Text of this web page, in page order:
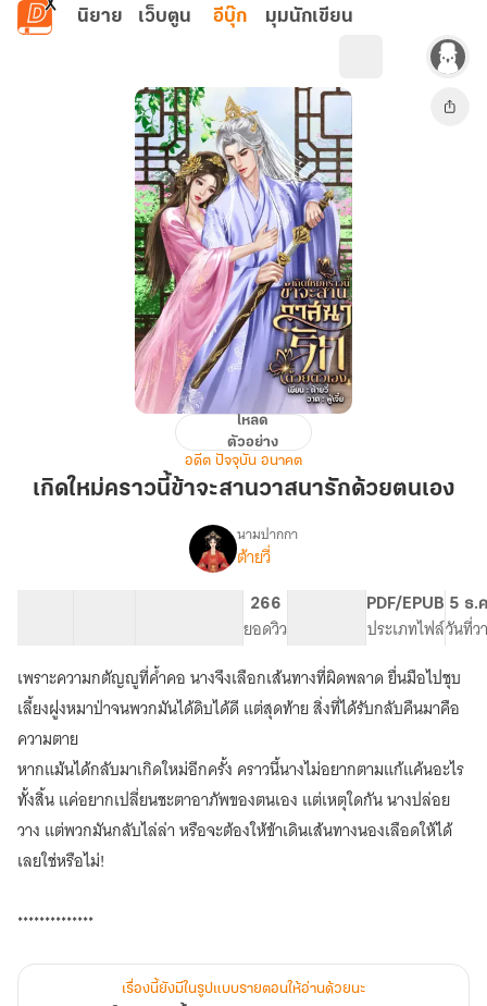
ข้ามไปยังเนื้อหาหลัก
นิยาย เว็บตูน อีบุ๊ก มุมนักเขียน
คราว
ด้วย
ตนเอง
โหลด
ตัวอย่าง
อดีต ปัจจุบัน อนาคต
เกิดใหม่คราวนี้ข้าจะสานวาสนารักด้วยตนเอง
เรื่อง
ใหม่
คราว
นี้
ข้า
จะ
สาน
วาสนา
ด้วย
ตนเอง
นามปากกา
ต้ายวี่
266
ยอดวิว
PDF/EPUB
ประเภทไฟล์
5 ธ.
วันที่ว
เพราะความกตัญญูที่ค้ำคอ นางจึงเลือกเส้นทางที่ผิดพลาด ยื่นมือไปชุบ
เลี้ยงฝูงหมาป่าจนพวกมันได้ดิบได้ดี แต่สุดท้าย สิ่งที่ได้รับกลับคืนมาคือ
ความตาย
หากแม้นได้กลับมาเกิดใหม่อีกครั้ง คราวนี้นางไม่อยากตามแก้แค้นอะไร
ทั้งสิ้น แค่อยากเปลี่ยนชะตาอาภัพของตนเอง แต่เหตุใดกัน นางปล่อย
วาง แต่พวกมันกลับไล่ล่า หรือจะต้องให้ข้าเดินเส้นทางนองเลือดให้ได้
เลยใช่หรือไม่!
**************
เรื่องนี้ยังมีในรูปแบบรายตอนให้อ่านด้วยนะ